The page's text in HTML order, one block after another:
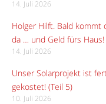
14. Juli 2026
Holger Hilft. Bald kommt
da … und Geld fürs Haus!
14. Juli 2026
Unser Solarprojekt ist
gekostet! (Teil 5)
10. Juli 2026